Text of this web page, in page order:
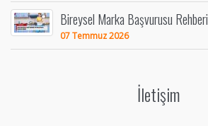
Bireysel Marka Başvurusu Rehberi
07 Temmuz 2026
İletişim